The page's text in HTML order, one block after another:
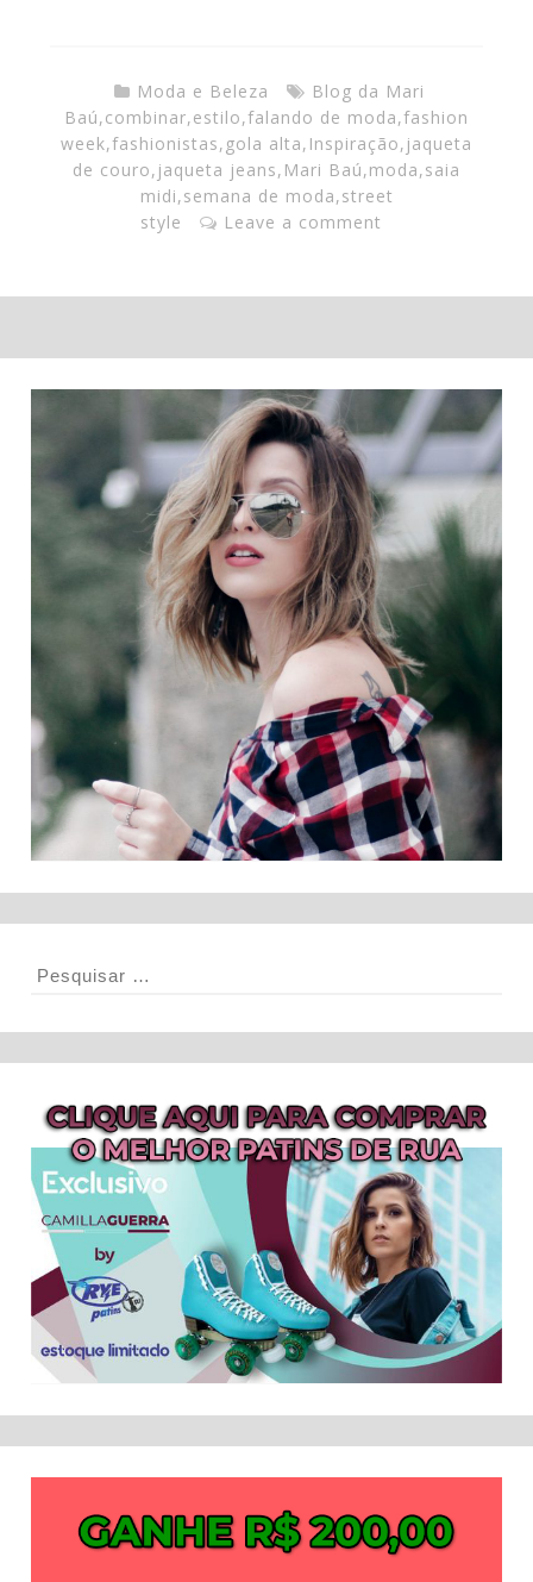
Moda e Beleza
Blog da Mari
Baú,combinar,estilo,falando de moda,fashion
week,fashionistas, gola alta, Inspiração, jaqueta
de couro, jaqueta jeans, Mari Baú,moda,saia
midi,semana de moda,street
style
Leave a comment